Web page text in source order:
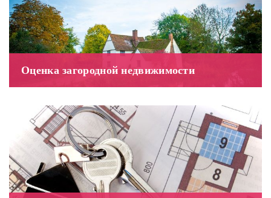
Оценка загородной недвижимости